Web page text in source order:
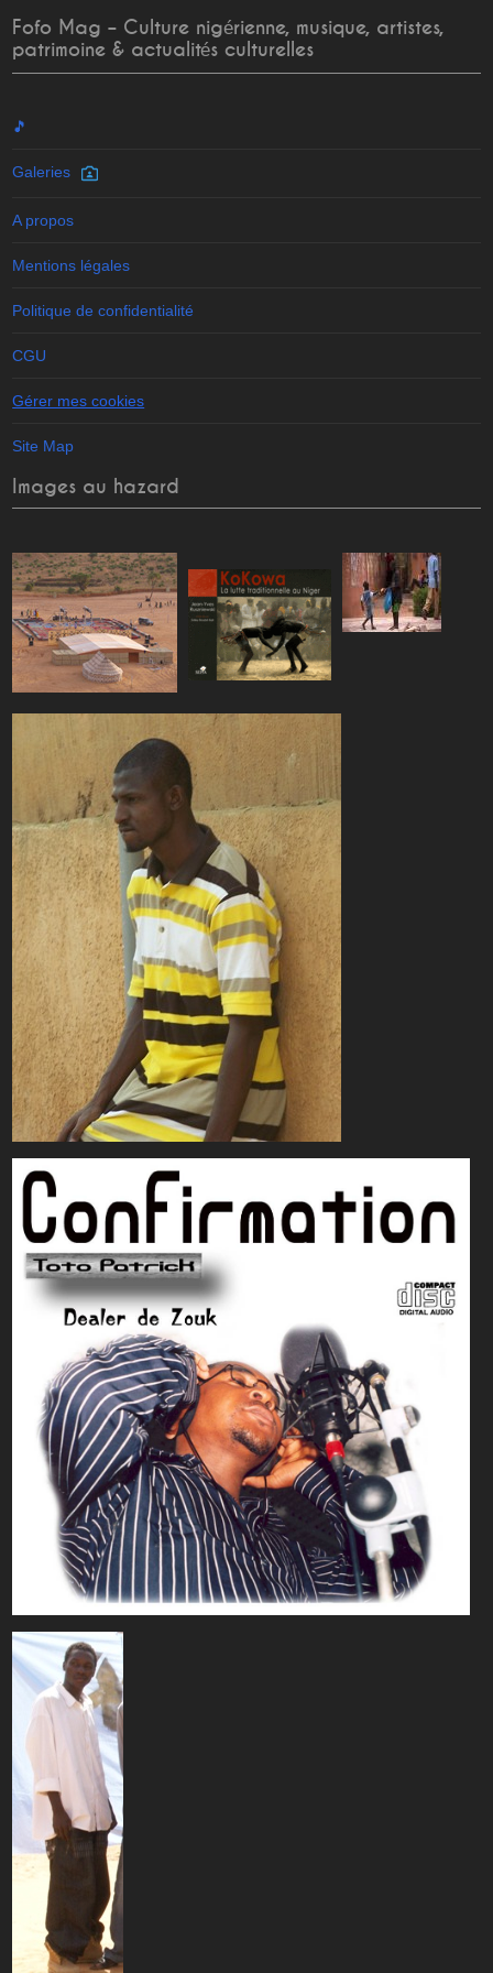
Fofo Mag – Culture nigérienne, musique, artistes,
patrimoine & actualités culturelles
🎵
Galeries
A propos
Mentions légales
Politique de confidentialité
CGU
Gérer mes cookies
Site Map
Images au hazard